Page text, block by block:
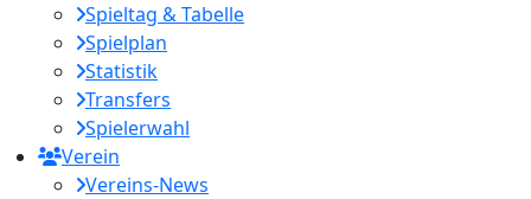
Spieltag & Tabelle
Spielplan
Statistik
Transfers
Spielerwahl
Verein
Vereins-News